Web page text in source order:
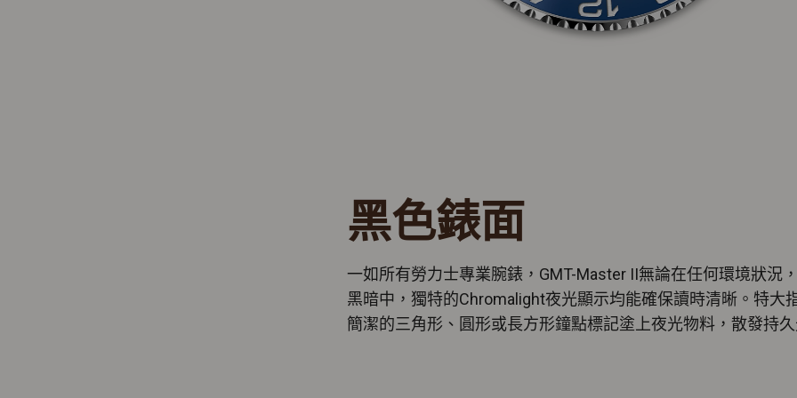
黑色錶面
一如所有勞力士專業腕錶，GMT-Master II無論在任何環境狀況
黑暗中，獨特的Chromalight夜光顯示均能確保讀時清晰。特大
簡潔的三角形、圓形或長方形鐘點標記塗上夜光物料，散發持久